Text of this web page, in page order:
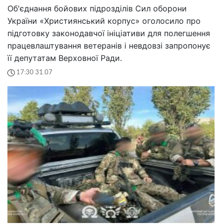
Об'єднання бойових підрозділів Сил оборони
України «Християнський корпус» оголосило про
підготовку законодавчої ініціативи для полегшення
працевлаштування ветеранів і невдовзі запропонує
її депутатам Верховної Ради.
17:30 31.07